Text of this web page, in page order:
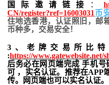
国际邀请链接 ：
CN/register?ref=16003031 币
住地选香港，认证照旧， 邮
币种多，交易安全！
3、老牌交易所比特
:https://www.gatewebsite.net/
后务必在网页端完成 手机号
可 ，实名认证。推荐在APP
传。网页端也可以实名认证。